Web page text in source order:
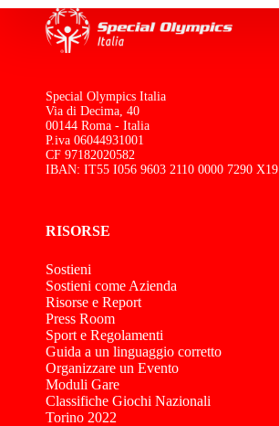
Special Olympics Italia
Via di Decima, 40
00144 Roma - Italia
P.iva 06044931001
CF 97182020582
IBAN: IT55 I056 9603 2110 0000 7290 X19
RISORSE
Sostieni
Sostieni come Azienda
Risorse e Report
Press Room
Sport e Regolamenti
Guida a un linguaggio corretto
Organizzare un Evento
Moduli Gare
Classifiche Giochi Nazionali
Torino 2022